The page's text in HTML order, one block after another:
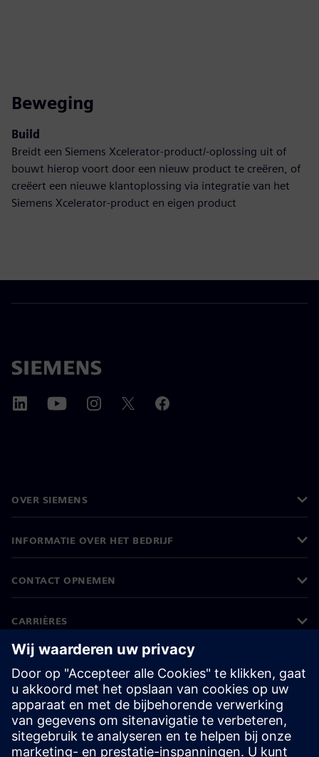
Beweging
Build
Breidt een Siemens Xcelerator-product/-oplossing uit of
bouwt hierop voort door een nieuw product te creëren, of
creëert een nieuwe klantoplossing via integratie van het
Siemens Xcelerator-product en eigen product
OVER SIEMENS
INFORMATIE OVER HET BEDRIJF
CONTACT OPNEMEN
CARRIÈRES
©Siemens 2026
Bedrijfsinformatie
Privacyverklaring